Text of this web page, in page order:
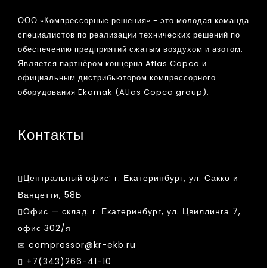
ООО «Компрессорные решения» - это молодая команда
специалистов по реализации технических решений по
обеспечению предприятий сжатым воздухом и азотом.
Является партнёром концерна Atlas Copco и
официальным дистрибьютором компрессорного
оборудования Ekomak (Atlas Copco group).
Контакты
Центральный офис: г. Екатеринбург, ул. Сакко и
Ванцетти, 58Б
Офис — склад: г. Екатеринбург, ул. Цвиллинга 7,
офис 302/я
compressor@kr-ekb.ru
+7(343)266-41-10